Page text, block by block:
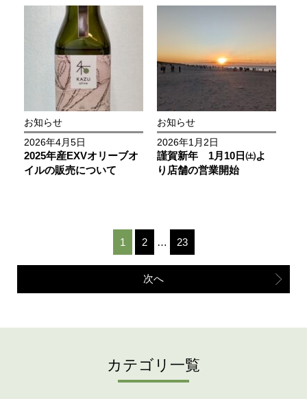
お知らせ
2026年4月5日
2025年産EXVオリーブオ
イルの販売について
お知らせ
2026年1月2日
謹賀新年 1月10日㈯よ
り店舗の営業開始
1 2 … 23
次へ
カテゴリ一覧